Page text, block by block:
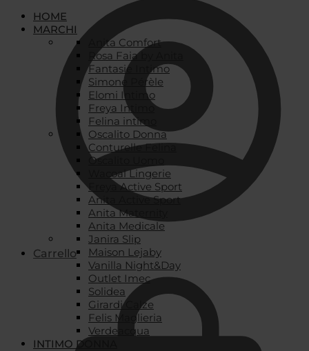
Carrello
HOME
MARCHI
Anita Comfort
Rosa Faia by Anita
Fantasie Intimo
Simone Pérèle
Elomi Intimo
Freya Intimo
Felina intimo
Oscalito Donna
Conturelle Felina
Oscalito Uomo
Wacoal Lingerie
Freya Active Sport
Anita Active Sport
Anita Maternity
Anita Medicale
Janira Slip
Maison Lejaby
Vanilla Night&Day
Outlet Imec
Solidea
Girardi Calze
Felis Maglieria
Verdeacqua
INTIMO DONNA